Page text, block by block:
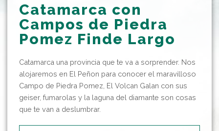
Catamarca con
Campos de Piedra
Pomez Finde Largo
Catamarca una provincia que te va a sorprender. Nos
alojaremos en El Peñon para conocer el maravilloso
Campo de Piedra Pomez, El Volcan Galan con sus
geiser, fumarolas y la laguna del diamante son cosas
que te van a deslumbrar.